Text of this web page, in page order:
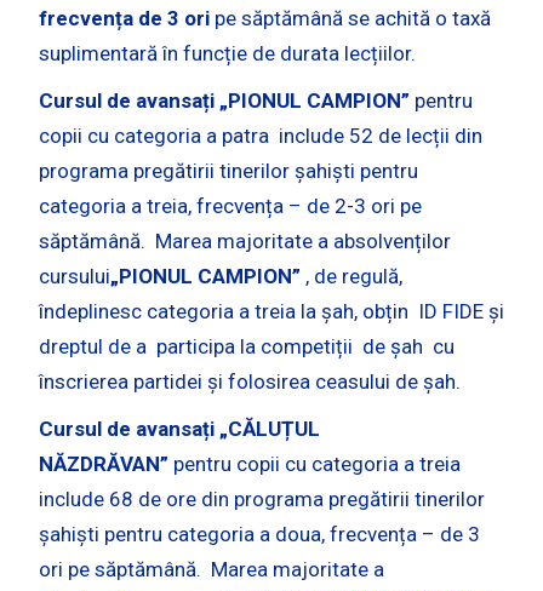
frecvența de 3 oripe săptămână se achită o taxă
suplimentară în funcție de durata lecțiilor.
Cursul de avansați „PIONUL CAMPION” pentru
copii cu categoria a patra include 52 de lecții din
programa pregătirii tinerilor șahiști pentru
categoria a treia, frecvența – de 2-3 ori pe
săptămână. Marea majoritate a absolvenților
cursului„PIONUL CAMPION” , de regulă,
îndeplinesc categoria a treia la șah, obțin ID FIDE și
dreptul de a participa la competiții de șah cu
înscrierea partidei și folosirea ceasului de șah.
Cursul de avansați „CĂLUȚUL
NĂZDRĂVAN” pentru copii cu categoria a treia
include 68 de ore din programa pregătirii tinerilor
șahiști pentru categoria a doua, frecvența – de 3
ori pe săptămână. Marea majoritate a